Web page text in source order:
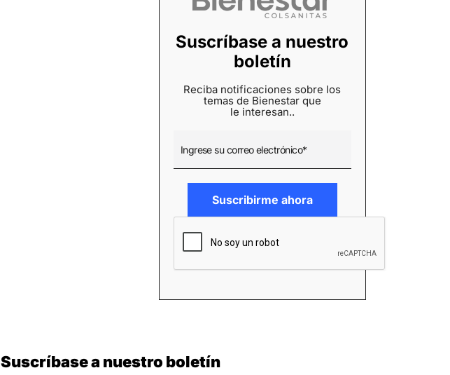
Suscríbase a nuestro
boletín
Reciba notificaciones sobre los
temas de Bienestar que
le interesan..
Suscríbase a nuestro boletín